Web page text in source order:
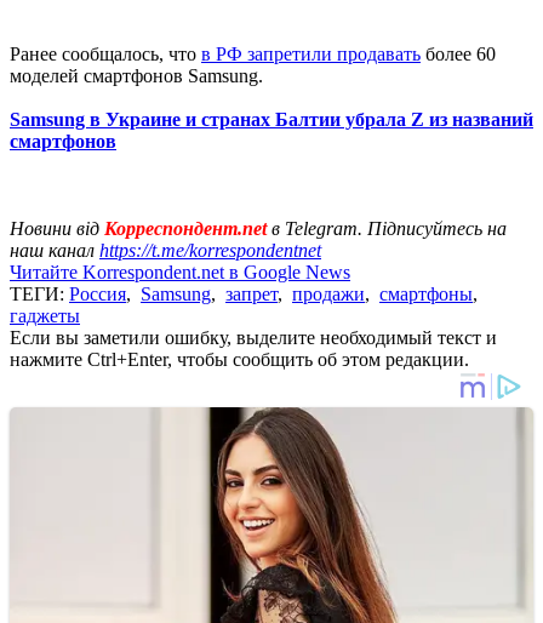
Ранее сообщалось, что в РФ запретили продавать более 60
моделей смартфонов Samsung.
Samsung в Украине и странах Балтии убрала Z из названий
смартфонов
Новини від Корреспондент.netв Telegram. Підписуйтесь на
наш канал https://t.me/korrespondentnet
Читайте Korrespondent.net в Google News
ТЕГИ: Россия, Samsung, запрет, продажи, смартфоны,
гаджеты
Если вы заметили ошибку, выделите необходимый текст и
нажмите Ctrl+Enter, чтобы сообщить об этом редакции.